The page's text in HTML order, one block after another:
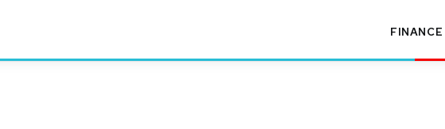
FINANCE